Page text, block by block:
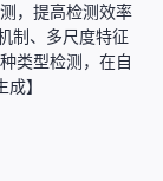
，提高检测效率
制、多尺度特征
类型检测，在自
】